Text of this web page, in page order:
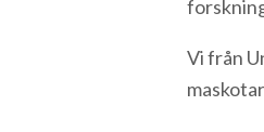
Vi från